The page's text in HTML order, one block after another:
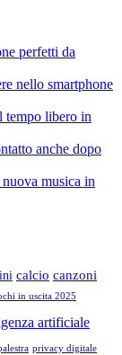
perfetti da
nello smartphone
tempo libero in
anche dopo
musica in
calcio canzoni
in uscita 2025
artificiale
privacy digitale